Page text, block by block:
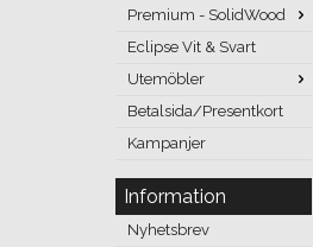
Premium - SolidWood
Eclipse Vit & Svart
Utemöbler
Betalsida/Presentkort
Kampanjer
Information
Nyhetsbrev